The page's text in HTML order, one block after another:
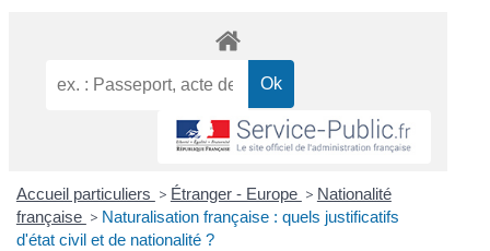
Accueil particuliers > Étranger - Europe > Nationalité
française > Naturalisation française : quels justificatifs
d'état civil et de nationalité ?